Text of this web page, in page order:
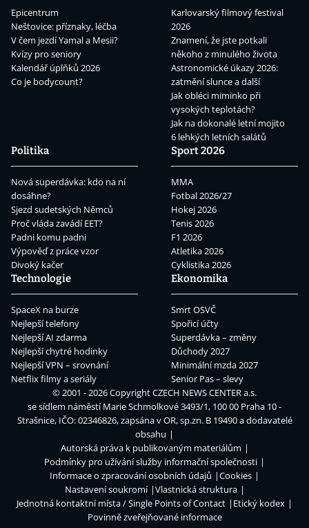
Epicentrum
Neštovice: příznaky, léčba
V čem jezdí Yamal a Mesii?
Kvízy pro seniory
Kalendář úplňků 2026
Co je bodycount?
Karlovarský filmový festival
2026
Znamení, že jste potkali
někoho z minulého života
Astronomické úkazy 2026:
zatmění slunce a další
Jak obléci miminko při
vysokých teplotách?
Jak na dokonalé letní mojito
6 lehkých letních salátů
Politika
Nová superdávka: kdo na ní
dosáhne?
Sjezd sudetských Němců
Proč vláda zavádí EET?
Padni komu padni
Výpověď z práce vzor
Divoký kačer
Sport 2026
MMA
Fotbal 2026/27
Hokej 2026
Tenis 2026
F1 2026
Atletika 2026
Cyklistika 2026
Technologie
SpaceX na burze
Nejlepší telefony
Nejlepší AI zdarma
Nejlepší chytré hodinky
Nejlepší VPN – srovnání
Netflix filmy a seriály
Ekonomika
Smrt OSVČ
Spořicí účty
Superdávka – změny
Důchody 2027
Minimální mzda 2027
Senior Pas – slevy
© 2001 - 2026 CopyrightCZECH NEWS CENTER a.s.
se sídlem náměstí Marie Schmolkové 3493/1, 100 00 Praha 10 -
Strašnice, IČO: 02346826, zapsána v OR, sp.zn. B 19490 a dodavatelé
obsahu
Autorská práva k publikovaným materiálům
Podmínky pro užívání služby informační společnosti
Informace o zpracování osobních údajů
Cookies
Nastavení soukromí
Vlastnická struktura
Jednotná kontaktní místa / Single Points of Contact
Etický kodex
Povinně zveřejňované informace